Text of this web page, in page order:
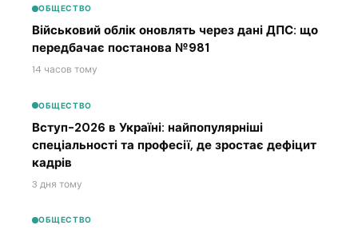
ОБЩЕСТВО
Військовий облік оновлять через дані ДПС: що
передбачає постанова №981
14 часов тому
ОБЩЕСТВО
Вступ-2026 в Україні: найпопулярніші
спеціальності та професії, де зростає дефіцит
кадрів
3 дня тому
ОБЩЕСТВО